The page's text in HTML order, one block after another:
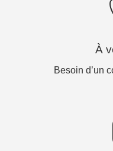
À
Besoin d’un